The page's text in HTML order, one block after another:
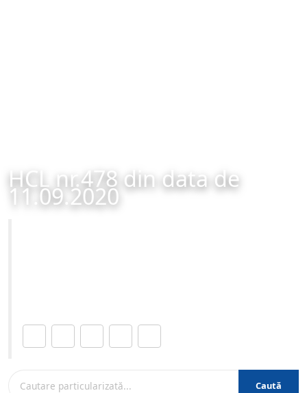
HCL nr.478 din data de
11.09.2020
Caută